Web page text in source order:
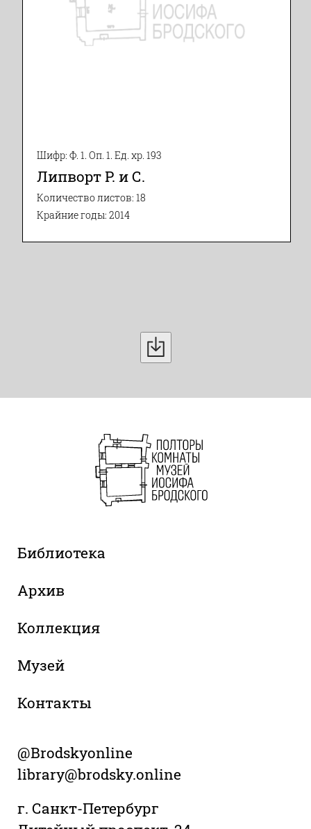
Шифр: Ф. 1. Оп. 1. Ед. хр. 193
Липворт Р. и С.
Количество листов: 18
Крайние годы: 2014
Библиотека
Архив
Коллекция
Музей
Контакты
@Brodskyonline
library@brodsky.online
г. Санкт-Петербург